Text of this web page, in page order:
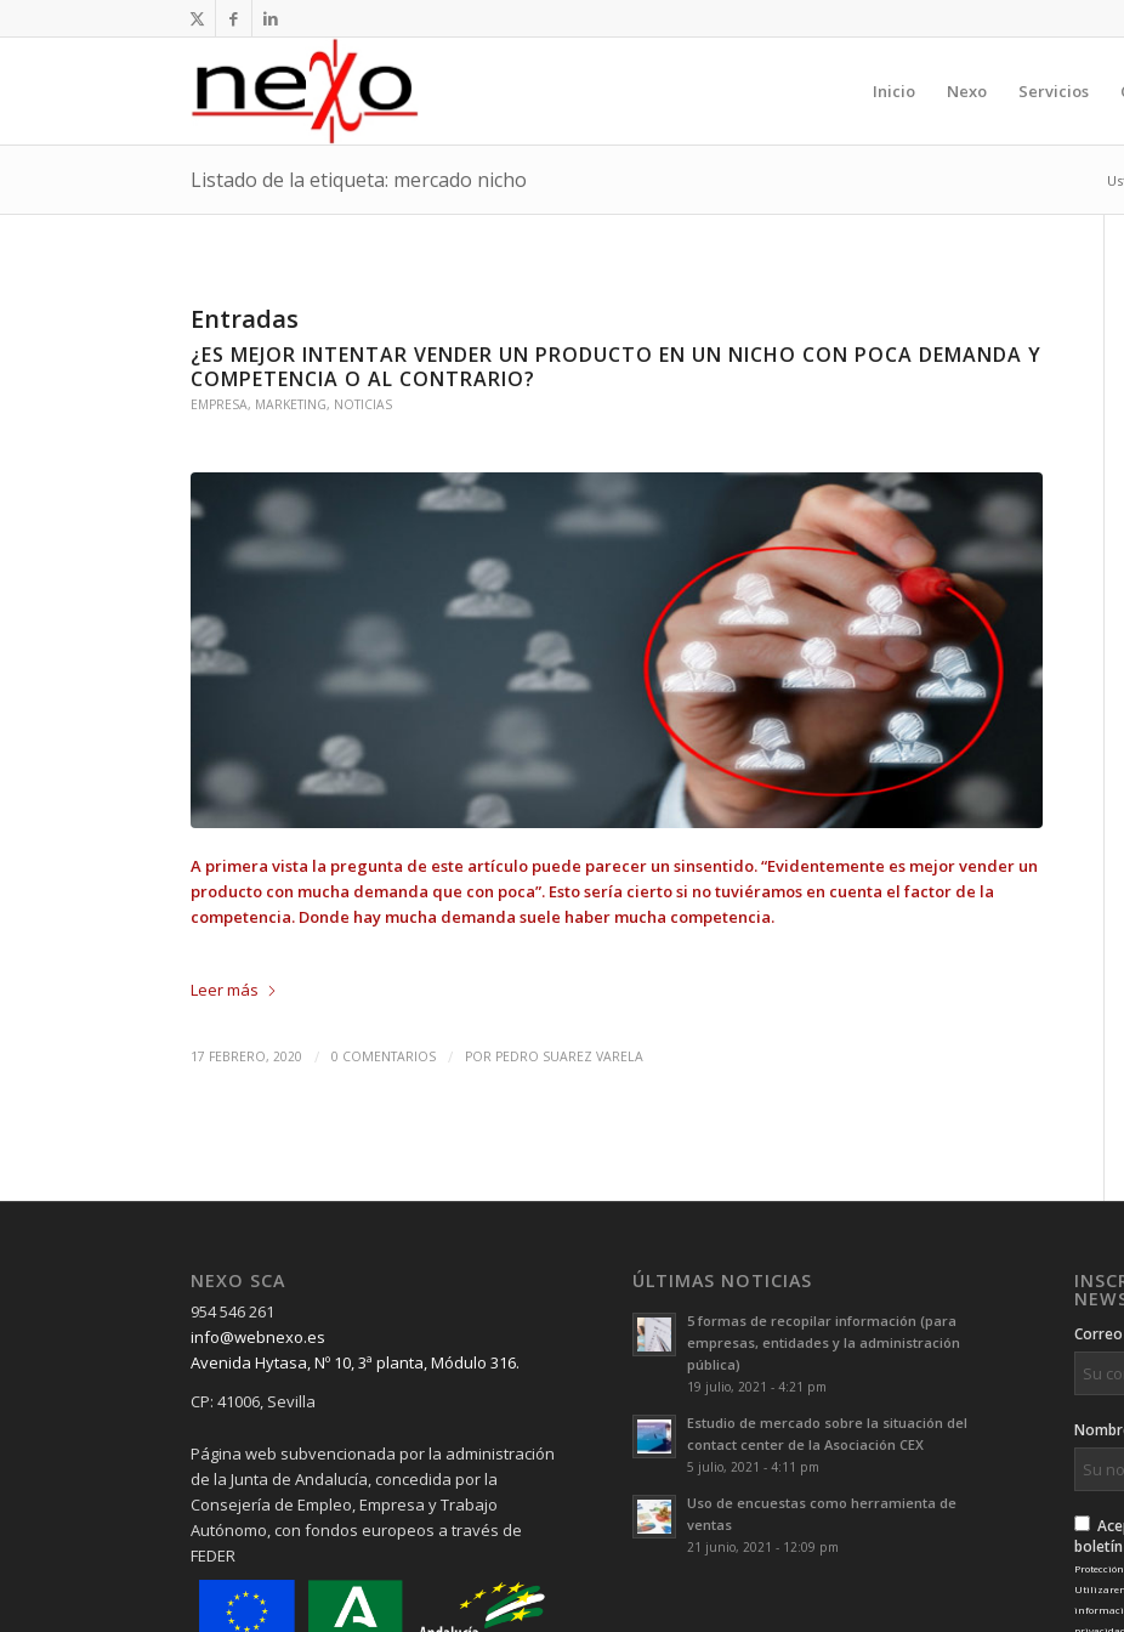
Inicio Nexo Servicios
Listado de la etiqueta: mercado nicho
Entradas
¿ES MEJOR INTENTAR VENDER UN PRODUCTO EN UN NICHO CON POCA DEMANDA Y
COMPETENCIA O AL CONTRARIO?
EMPRESA, MARKETING, NOTICIAS
A primera vista la pregunta de este artículo puede parecer un sinsentido. “Evidentemente es mejor vender un
producto con mucha demanda que con poca”. Esto sería cierto si no tuviéramos en cuenta el factor de la
competencia. Donde hay mucha demanda suele haber mucha competencia.
Leer más
17 FEBRERO, 2020 / 0 COMENTARIOS / POR PEDRO SUAREZ VARELA
NEXO SCA
954 546 261
info@webnexo.es
Avenida Hytasa, Nº 10, 3ª planta, Módulo 316.
CP: 41006, Sevilla
Página web subvencionada por la administración
de la Junta de Andalucía, concedida por la
Consejería de Empleo, Empresa y Trabajo
Autónomo, con fondos europeos a través de
FEDER
ÚLTIMAS NOTICIAS
5 formas de recopilar información (para
empresas, entidades y la administración
pública)
19 julio, 2021 - 4:21 pm
Estudio de mercado sobre la situación del
contact center de la Asociación CEX
5 julio, 2021 - 4:11 pm
Uso de encuestas como herramienta de
ventas
21 junio, 2021 - 12:09 pm